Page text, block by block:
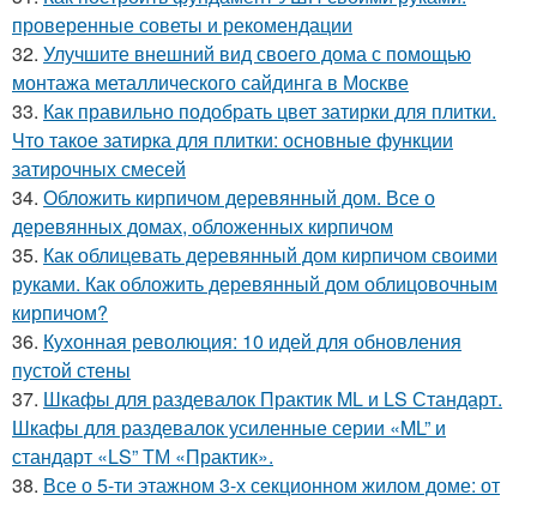
проверенные советы и рекомендации
32. Улучшите внешний вид своего дома с помощью
монтажа металлического сайдинга в Москве
33. Как правильно подобрать цвет затирки для плитки.
Что такое затирка для плитки: основные функции
затирочных смесей
34. Обложить кирпичом деревянный дом. Все о
деревянных домах, обложенных кирпичом
35. Как облицевать деревянный дом кирпичом своими
руками. Как обложить деревянный дом облицовочным
кирпичом?
36. Кухонная революция: 10 идей для обновления
пустой стены
37. Шкафы для раздевалок Практик ML и LS Стандарт.
Шкафы для раздевалок усиленные серии «ML” и
стандарт «LS” ТМ «Практик».
38. Все о 5-ти этажном 3-х секционном жилом доме: от